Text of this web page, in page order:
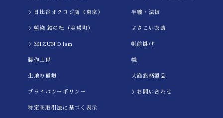
＞日比谷オクロジ店（東京）
＞藍染 結の杜（美瑛町）
＞MIZUNO ism
製作工程
生地の種類
プライバシーポリシー
特定商取引法に基づく表示
半纏・法被
よさこい衣装
帆前掛け
幟
大漁旗柄製品
＞お問い合わせ